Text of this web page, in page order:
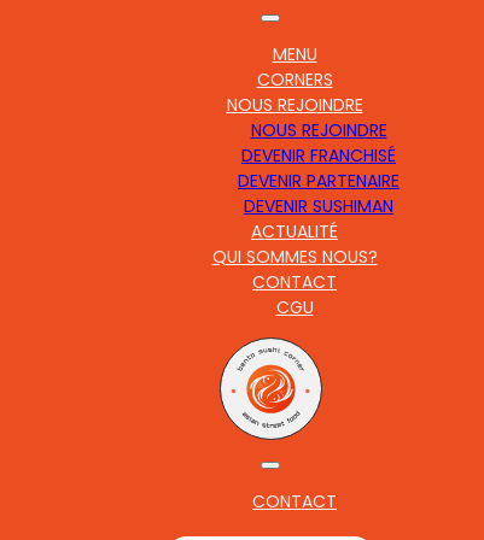
MENU
CORNERS
NOUS REJOINDRE
NOUS REJOINDRE
DEVENIR FRANCHISÉ
DEVENIR PARTENAIRE
DEVENIR SUSHIMAN
ACTUALITÉ
QUI SOMMES NOUS?
CONTACT
CGU
CONTACT